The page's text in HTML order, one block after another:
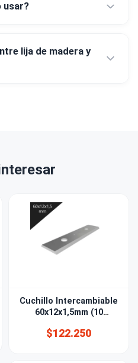
usar?
lija de madera y
Cuchillo Intercambiable
60x12x1,5mm (10
$122.250